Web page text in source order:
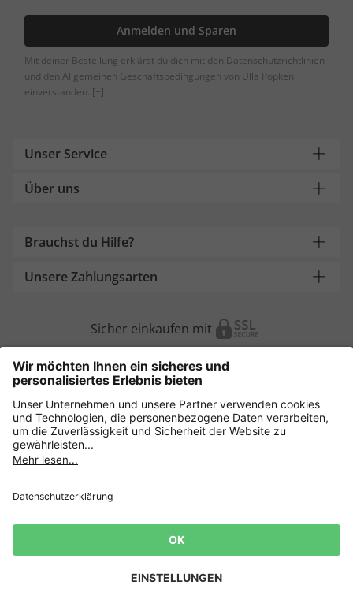
Anmelden und Sparen
Mit deiner Bestellung erklärst du dich mit den Datenschutzrichtlinien
und den Allgemeinen Geschäftsbedingungen von Ulla Popken
einverstanden. [+]
Unser Service
Über uns
Brauchst du Hilfe?
Unsere Zahlungsarten
Sicher einkaufen mit
Weitere Onlineshops
Deutschland
AGB
Lieferbedingungen
Impressum Cookie Einstellungen